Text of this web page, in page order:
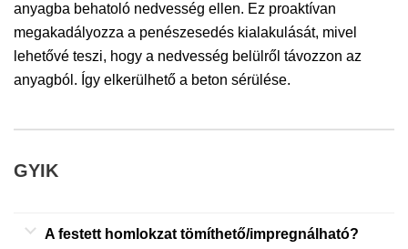
anyagba behatoló nedvesség ellen. Ez proaktívan
megakadályozza a penészesedés kialakulását, mivel
lehetővé teszi, hogy a nedvesség belülről távozzon az
anyagból. Így elkerülhető a beton sérülése.
GYIK
A festett homlokzat tömíthető/impregnálható?